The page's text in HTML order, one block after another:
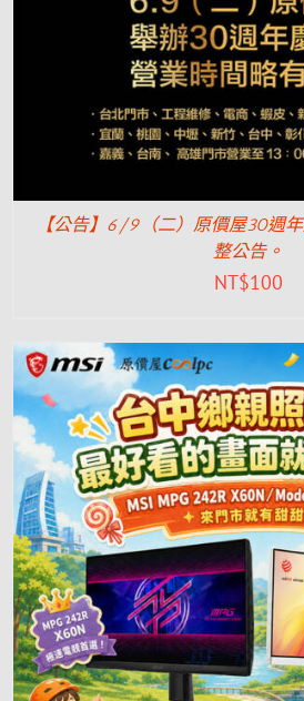
【公告】6/9（二）原價屋30週
整公告。
NT$100